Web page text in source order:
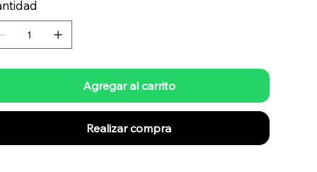
Agregar al carrito
Realizar compra